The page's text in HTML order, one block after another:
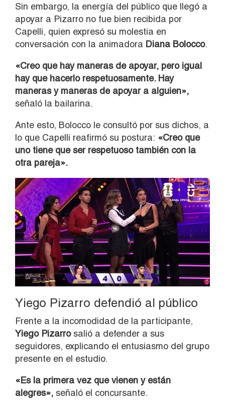
Sin embargo, la energía del público que llegó a
apoyar a Pizarro no fue bien recibida por
Capelli, quien expresó su molestia en
conversación con la animadora Diana Bolocco.
«Creo que hay maneras de apoyar, pero igual
hay que hacerlo respetuosamente. Hay
maneras y maneras de apoyar a alguien»,
señaló la bailarina.
Ante esto, Bolocco le consultó por sus dichos, a
lo que Capelli reafirmó su postura: «Creo que
uno tiene que ser respetuoso también con la
otra pareja».
Yiego Pizarro defendió al público
Frente a la incomodidad de la participante,
Yiego Pizarrosalió a defender a sus
seguidores, explicando el entusiasmo del grupo
presente en el estudio.
«Es la primera vez que vienen y están
alegres», señaló el concursante.